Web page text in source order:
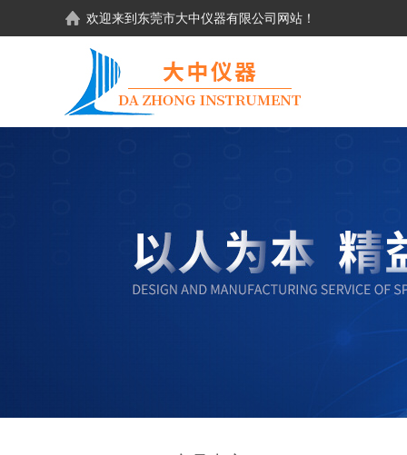
欢迎来到东莞市大中仪器有限公司网站！